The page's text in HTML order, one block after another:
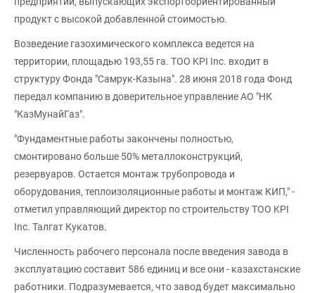
продукт с высокой добавленной стоимостью.
Возведение газохимического комплекса ведется на
территории, площадью 193,55 га. ТОО KPI Inc. входит в
структуру Фонда "Самрук-Казына". 28 июня 2018 года Фонд
передал компанию в доверительное управление АО "НК
"КазМунайГаз".
"Фундаментные работы закончены полностью,
смонтировано больше 50% металлоконструкций,
резервуаров. Остается монтаж трубопровода и
оборудования, теплоизоляционные работы и монтаж КИП," -
отметил управляющий директор по строительству ТОО KPI
Inc. Талгат Кукатов.
Численность рабочего персонала после введения завода в
эксплуатацию составит 586 единиц и все они - казахстанские
работники. Подразумевается, что завод будет максимально